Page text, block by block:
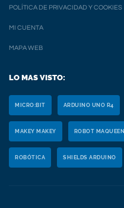
POLÍTICA DE PRIVACIDAD Y COOKIES
MI CUENTA
MAPA WEB
LO MAS VISTO:
MICRO:BIT ARDUINO UNO R4
MAKEY MAKEY ROBOT MAQUEEN
ROBÓTICA SHIELDS ARDUINO